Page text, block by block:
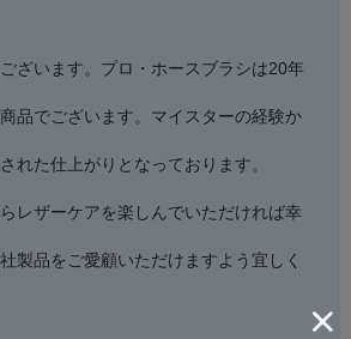
ざいます。プロ・ホースブラシは20年
品でございます。マイスターの経験か
れた仕上がりとなっております。
レザーケアを楽しんでいただければ幸
製品をご愛顧いただけますよう宜しく